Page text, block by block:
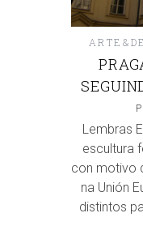
Lembras
escultura
con motivo
na Unión
distintos